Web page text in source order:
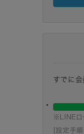
すでに
※LINEロ
[設定手順